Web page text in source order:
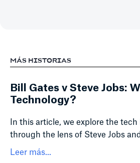
MÁS HISTORIAS
Bill Gates v Steve Jobs:
Technology?
In this article, we explore the
through the lens of Steve Jobs
Leer más...